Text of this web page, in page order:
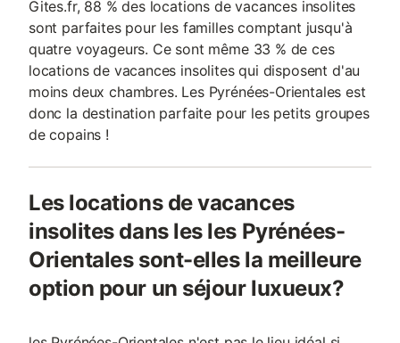
Gites.fr, 88 % des locations de vacances insolites
sont parfaites pour les familles comptant jusqu'à
quatre voyageurs. Ce sont même 33 % de ces
locations de vacances insolites qui disposent d'au
moins deux chambres. Les Pyrénées-Orientales est
donc la destination parfaite pour les petits groupes
de copains !
Les locations de vacances
insolites dans les les Pyrénées-
Orientales sont-elles la meilleure
option pour un séjour luxueux?